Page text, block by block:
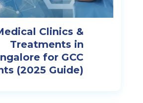
Clinics &
Treatments in
for GCC
(2025 Guide)